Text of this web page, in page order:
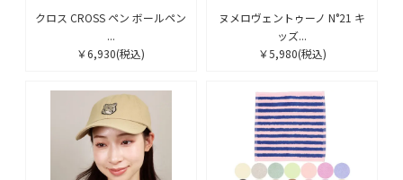
クロス CROSS ペン ボールペン
...
￥6,930(税込)
ヌメロヴェントゥーノ N°21 キ
ッズ...
￥5,980(税込)